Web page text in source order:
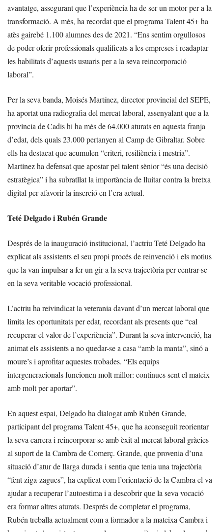
avantatge, assegurant que l’experiència ha de ser un motor per a la
transformació. A més, ha recordat que el programa Talent 45+ ha
atès gairebé 1.100 alumnes des de 2021. “Ens sentim orgullosos
de poder oferir professionals qualificats a les empreses i readaptar
les habilitats d’aquests usuaris per a la seva reincorporació
laboral”.
Per la seva banda, Moisés Martínez, director provincial del SEPE,
ha aportat una radiografia del mercat laboral, assenyalant que a la
província de Cadis hi ha més de 64.000 aturats en aquesta franja
d’edat, dels quals 23.000 pertanyen al Camp de Gibraltar. Sobre
ells ha destacat que acumulen “criteri, resiliència i mestria”.
Martínez ha defensat que apostar pel talent sènior “és una decisió
estratègica” i ha subratllat la importància de lluitar contra la bretxa
digital per afavorir la inserció en l’era actual.
Teté Delgado i Rubén Grande
Després de la inauguració institucional, l’actriu Teté Delgado ha
explicat als assistents el seu propi procés de reinvenció i els motius
que la van impulsar a fer un gir a la seva trajectòria per centrar-se
en la seva veritable vocació professional.
L’actriu ha reivindicat la veterania davant d’un mercat laboral que
limita les oportunitats per edat, recordant als presents que “cal
recuperar el valor de l’experiència”. Durant la seva intervenció, ha
animat els assistents a no quedar-se a casa “amb la manta”, sinó a
moure’s i aprofitar aquestes trobades. “Els equips
intergeneracionals funcionen molt millor: continues sent el mateix
amb molt per aportar”.
En aquest espai, Delgado ha dialogat amb Rubén Grande,
participant del programa Talent 45+, que ha aconseguit reorientar
la seva carrera i reincorporar-se amb èxit al mercat laboral gràcies
al suport de la Cambra de Comerç. Grande, que provenia d’una
situació d’atur de llarga durada i sentia que tenia una trajectòria
“fent ziga-zagues”, ha explicat com l’orientació de la Cambra el va
ajudar a recuperar l’autoestima i a descobrir que la seva vocació
era formar altres aturats. Després de completar el programa,
Rubén treballa actualment com a formador a la mateixa Cambra i